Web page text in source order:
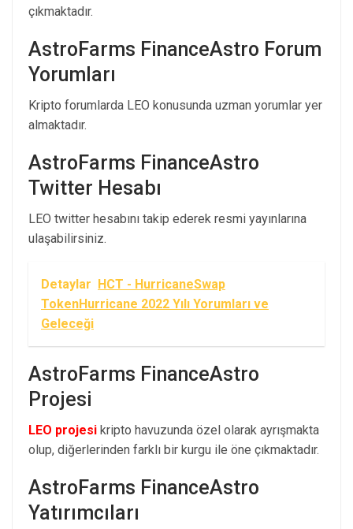
çıkmaktadır.
AstroFarms FinanceAstro Forum
Yorumları
Kripto forumlarda LEO konusunda uzman yorumlar yer
almaktadır.
AstroFarms FinanceAstro
Twitter Hesabı
LEO twitter hesabını takip ederek resmi yayınlarına
ulaşabilirsiniz.
Detaylar HCT - HurricaneSwap
TokenHurricane 2022 Yılı Yorumları ve
Geleceği
AstroFarms FinanceAstro
Projesi
LEO projesi kripto havuzunda özel olarak ayrışmakta
olup, diğerlerinden farklı bir kurgu ile öne çıkmaktadır.
AstroFarms FinanceAstro
Yatırımcıları